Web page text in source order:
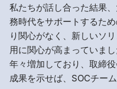
私たちが話し合った結果
務時代をサポートするた
り関心がなく、新しいソ
用に関心が高まっていま
年々増加しており、取締
成果を示せば、SOCチー